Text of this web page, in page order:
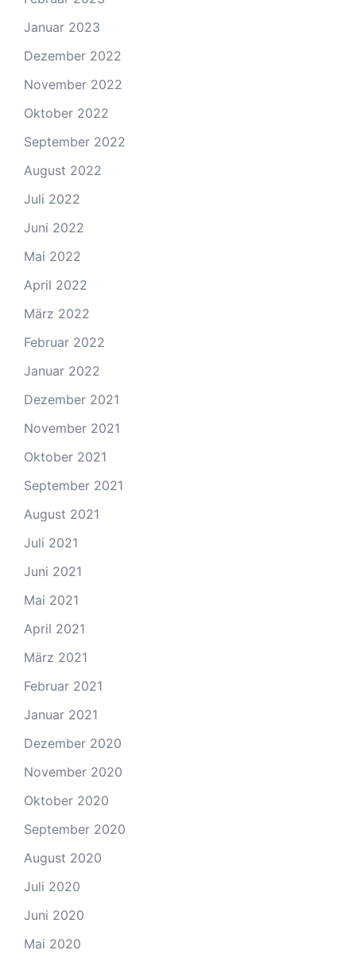
Januar 2023
Dezember 2022
November 2022
Oktober 2022
September 2022
August 2022
Juli 2022
Juni 2022
Mai 2022
April 2022
März 2022
Februar 2022
Januar 2022
Dezember 2021
November 2021
Oktober 2021
September 2021
August 2021
Juli 2021
Juni 2021
Mai 2021
April 2021
März 2021
Februar 2021
Januar 2021
Dezember 2020
November 2020
Oktober 2020
September 2020
August 2020
Juli 2020
Juni 2020
Mai 2020